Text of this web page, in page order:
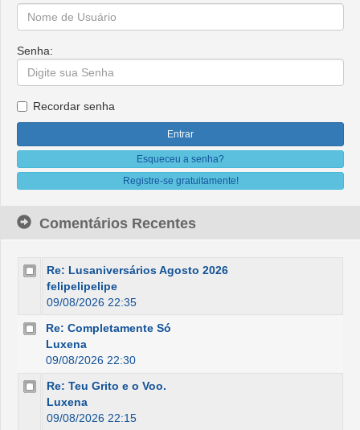
Senha:
Recordar senha
Esqueceu a senha?
Registre-se gratuitamente!
Comentários Recentes
Re: Lusaniversários Agosto 2026
felipelipelipe
09/08/2026 22:35
Re: Completamente Só
Luxena
09/08/2026 22:30
Re: Teu Grito e o Voo.
Luxena
09/08/2026 22:15